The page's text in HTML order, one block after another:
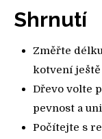
Shrnutí
Změřte
kotvení
Dřevo volte
pevnost a
Počítejte s